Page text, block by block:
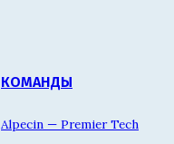
КОМАНДЫ
Alpecin — Premier Tech